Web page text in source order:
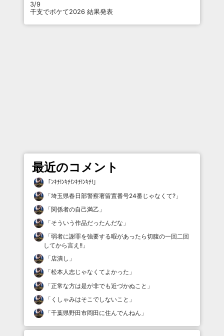
3/9
干支でボケて2026 結果発表
最近のコメント
「ﾝｷﾁ!ﾝｷﾁ!ﾝｷﾁ!ﾝｷﾁ! 」
「埼玉県春日部警察署留置番号24番じゃなくて? 」
「関係者の自己満乙 」
「そういう作品だったんだな 」
「弱者に謝罪を強要する暇があったら切腹の一回二回
してから言え!! 」
「店潰し 」
「松本人志じゃなくてよかった 」
「正常な方は是が非でも近づかぬこと 」
「 くしゃみはそこでしないこと 」
「千葉県野田市岡田に住んでんねん 」